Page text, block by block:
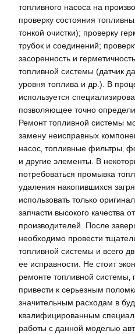
топливного насоса на
проверку состояния
тонкой очистки); проверку
трубок и соединений;
засоренность и
топливной системы (датчик
уровня топлива и др.). В
используется
позволяющее точно
Ремонт топливной системы
замену неисправных
насос‚ топливные фильтры‚
и другие элементы. В
потребоваться промывка
удаления накопившихся
использовать только
запчасти высокого качества
производителей. После
необходимо провести
топливной системы и всего
ее исправности. Не стоит
ремонте топливной системы‚
привести к серьезным
значительным расходам в
квалифицированным
работы с данной моделью